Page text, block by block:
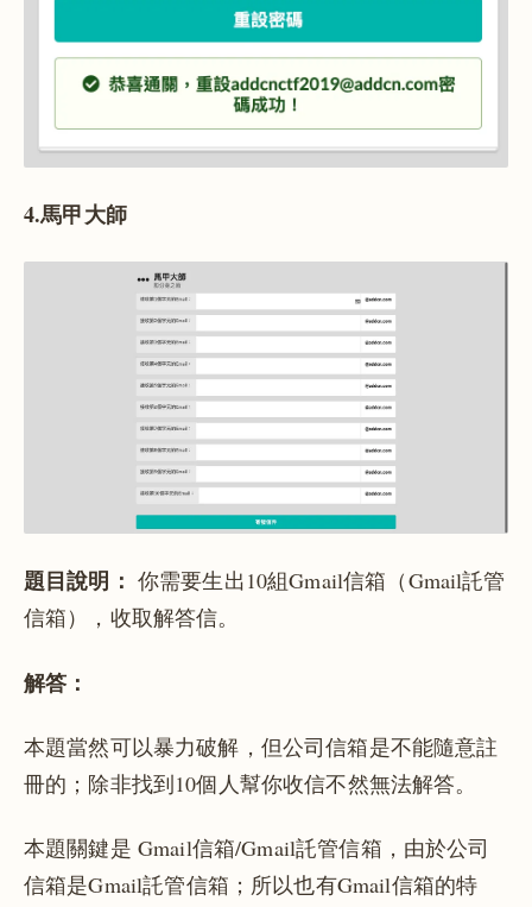
4.馬甲大師
題目說明： 你需要生出10組Gmail信箱（Gmail託管
信箱），收取解答信。
解答：
本題當然可以暴力破解，但公司信箱是不能隨意註
冊的；除非找到10個人幫你收信不然無法解答。
本題關鍵是 Gmail信箱/Gmail託管信箱，由於公司
信箱是Gmail託管信箱；所以也有Gmail信箱的特